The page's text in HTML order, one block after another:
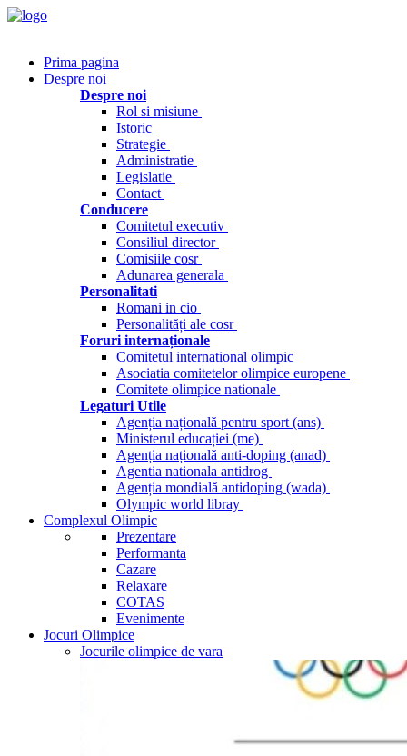
Prima pagina
Despre noi
Despre noi
Rol si misiune
Istoric
Strategie
Administratie
Legislatie
Contact
Conducere
Comitetul executiv
Consiliul director
Comisiile cosr
Adunarea generala
Personalitati
Romani in cio
Personalități ale cosr
Foruri internaționale
Comitetul international olimpic
Asociatia comitetelor olimpice europene
Comitete olimpice nationale
Legaturi Utile
Agenția națională pentru sport (ans)
Ministerul educației (me)
Agenția națională anti-doping (anad)
Agentia nationala antidrog
Agenția mondială antidoping (wada)
Olympic world libray
Complexul Olimpic
Prezentare
Performanta
Cazare
Relaxare
COTAS
Evenimente
Jocuri Olimpice
Jocurile olimpice de vara